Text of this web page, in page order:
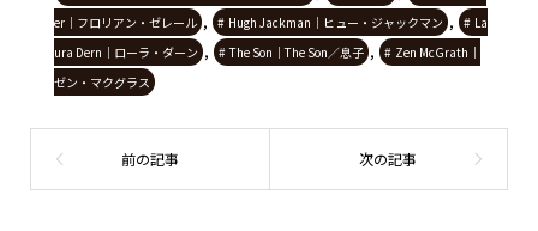
er｜フロリアン・ゼレール , Hugh Jackman｜ヒュー・ジャックマン ,
La
ura Dern｜ローラ・ダーン , The Son｜The Son／息子 ,
Zen McGrath｜
ゼン・マクグラス